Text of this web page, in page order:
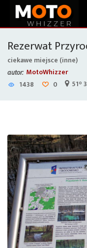
Rezerwat
ciekawe miejsce (inne)
autor: MotoWhizzer
1438
0 51°